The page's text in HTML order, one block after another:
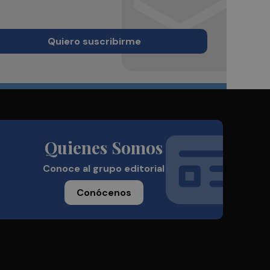
Quiero suscribirme
Quienes Somos
Conoce al grupo editorial
Conócenos